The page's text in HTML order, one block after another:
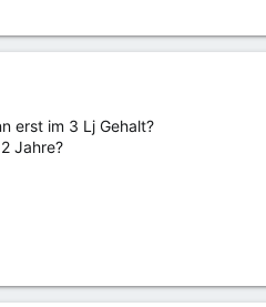
erst im 3 Lj Gehalt?
Jahre?